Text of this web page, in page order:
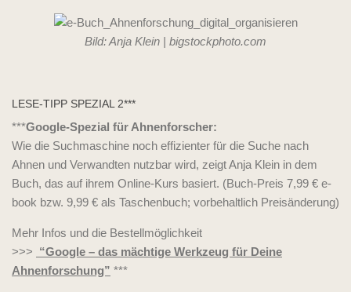
Bild: Anja Klein | bigstockphoto.com
LESE-TIPP SPEZIAL 2***
***Google-Spezial für Ahnenforscher:
Wie die Suchmaschine noch effizienter für die Suche nach
Ahnen und Verwandten nutzbar wird, zeigt Anja Klein in dem
Buch, das auf ihrem Online-Kurs basiert. (Buch-Preis 7,99 € e-
book bzw. 9,99 € als Taschenbuch; vorbehaltlich Preisänderung)
Mehr Infos und die Bestellmöglichkeit
>>> “Google – das mächtige Werkzeug für Deine
Ahnenforschung” ***